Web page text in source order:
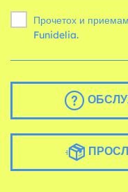
Прочетох и
Funidelia.